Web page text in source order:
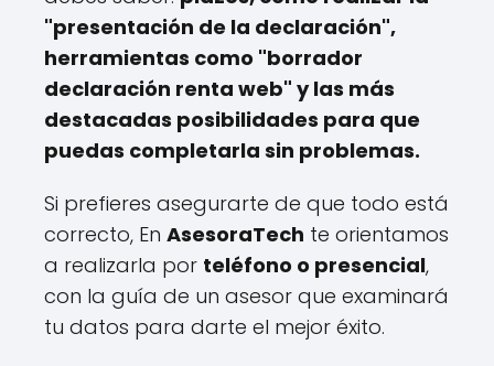
"presentación de la declaración",
herramientas como "borrador
declaración renta web" y las más
destacadas posibilidades para que
puedas completarla sin problemas.
Si prefieres asegurarte de que todo está
correcto, En AsesoraTech te orientamos
a realizarla por teléfono o presencial,
con la guía de un asesor que examinará
tu datos para darte el mejor éxito.